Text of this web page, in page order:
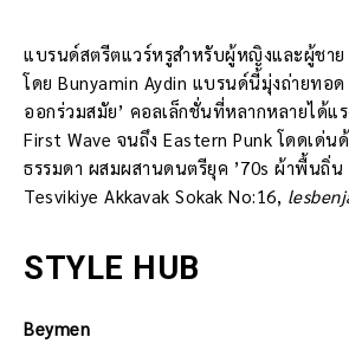
แบรนด์สตรีตแวร์หรูสำหรับผู้หญิงและผู้ชาย
โดย Bunyamin Aydin แบรนด์นี้มุ่งถ่ายทอ
ออกร่วมสมัย’ คอลเล็กชั่นที่หลากหลายได้แ
First Wave จนถึง Eastern Punk โดดเด่น
ธรรมดา ผสมผสานดนตรียุค ’70s ผ้าพื้นถิ่
Tesvikiye Akkavak Sokak No:16,
STYLE HUB
Beymen